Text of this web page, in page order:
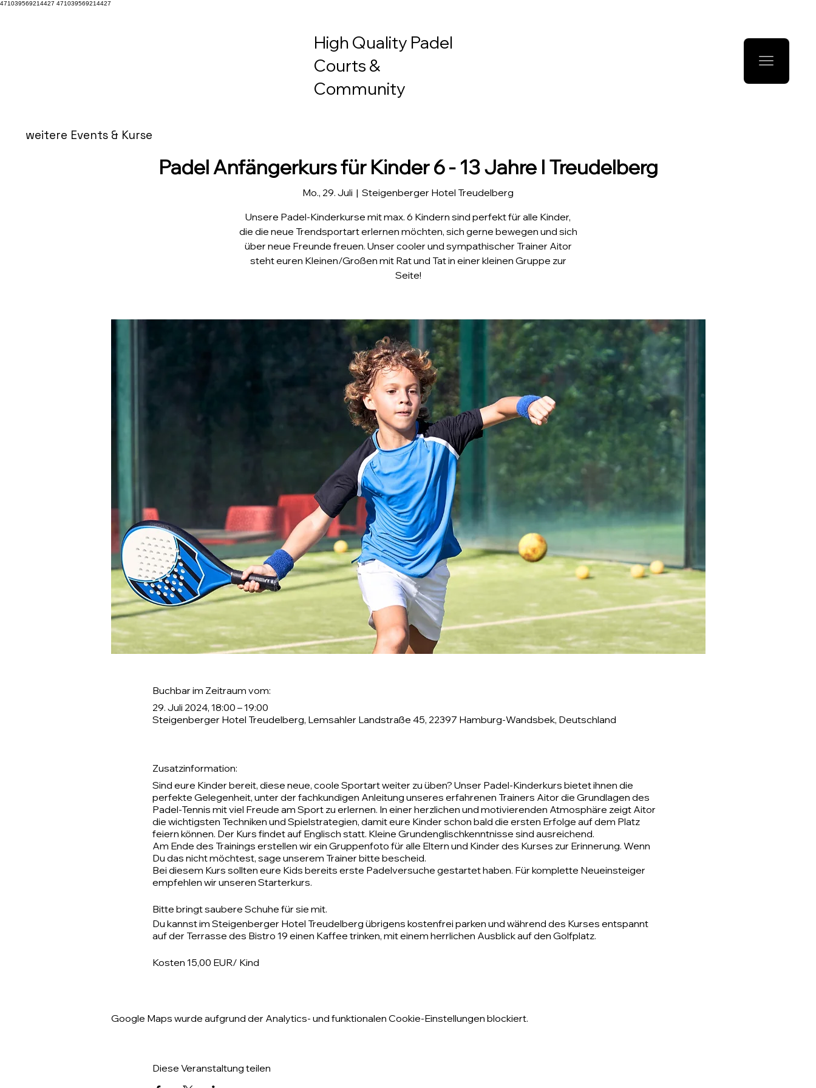
471039569214427 471039569214427
High Quality Padel
Courts &
Community
Padel Anfängerkurs für Kinder 6 - 13 Jahre I Treudelberg
Mo., 29. Juli
  |
Steigenberger Hotel Treudelberg
Unsere Padel-Kinderkurse mit max. 6 Kindern sind perfekt für alle Kinder,
die die neue Trendsportart erlernen möchten, sich gerne bewegen und sich
über neue Freunde freuen. Unser cooler und sympathischer Trainer Aitor
steht euren Kleinen/Großen mit Rat und Tat in einer kleinen Gruppe zur
Seite!
Buchbar im Zeitraum vom:
29. Juli 2024, 18:00 – 19:00
Steigenberger Hotel Treudelberg, Lemsahler Landstraße 45, 22397 Hamburg-Wandsbek, Deutschland
Zusatzinformation:
Sind eure Kinder bereit, diese neue, coole Sportart weiter zu üben? Unser Padel-Kinderkurs bietet ihnen die
perfekte Gelegenheit, unter der fachkundigen Anleitung unseres erfahrenen Trainers Aitor die Grundlagen des
Padel-Tennis mit viel Freude am Sport zu erlernen. In einer herzlichen und motivierenden Atmosphäre zeigt Aitor
die wichtigsten Techniken und Spielstrategien, damit eure Kinder schon bald die ersten Erfolge auf dem Platz
feiern können. Der Kurs findet auf Englisch statt. Kleine Grundenglischkenntnisse sind ausreichend.
Am Ende des Trainings erstellen wir ein Gruppenfoto für alle Eltern und Kinder des Kurses zur Erinnerung. Wenn
Du das nicht möchtest, sage unserem Trainer bitte bescheid.
Bei diesem Kurs sollten eure Kids bereits erste Padelversuche gestartet haben. Für komplette Neueinsteiger
empfehlen wir unseren Starterkurs.
Bitte bringt saubere Schuhe für sie mit.
Du kannst im Steigenberger Hotel Treudelberg übrigens kostenfrei parken und während des Kurses entspannt
auf der Terrasse des Bistro 19 einen Kaffee trinken, mit einem herrlichen Ausblick auf den Golfplatz.
Kosten 15,00 EUR/ Kind
Google Maps wurde aufgrund der Analytics- und funktionalen Cookie-Einstellungen blockiert.
Diese Veranstaltung teilen
weitere Events & Kurse